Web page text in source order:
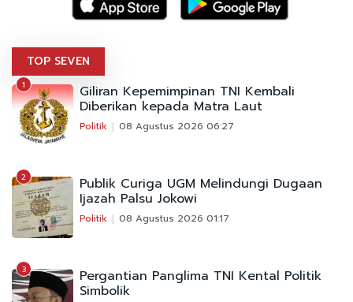
TOP SEVEN
1 Giliran Kepemimpinan TNI Kembali
Diberikan kepada Matra Laut
Politik 08 Agustus 2026 06:27
2 Publik Curiga UGM Melindungi Dugaan
Ijazah Palsu Jokowi
Politik 08 Agustus 2026 01:17
3 Pergantian Panglima TNI Kental Politik
Simbolik